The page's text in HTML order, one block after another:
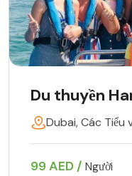
Du thuyền
Dubai, Các Tiểu
99 AED / Người